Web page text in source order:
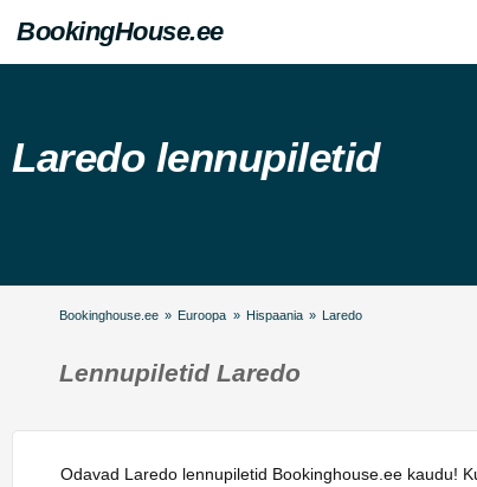
BookingHouse.ee
Laredo lennupiletid
Bookinghouse.ee » Euroopa » Hispaania» Laredo
Lennupiletid Laredo
Odavad Laredo lennupiletid Bookinghouse.ee kaudu!